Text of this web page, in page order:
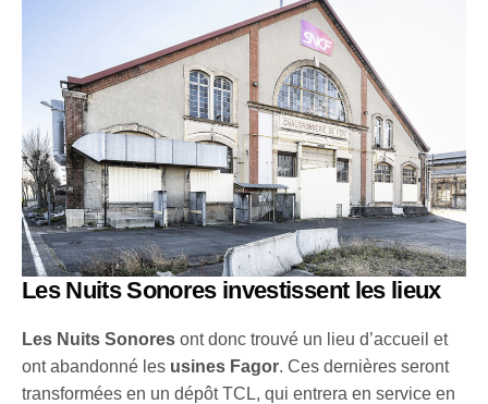
Les Nuits Sonores investissent les lieux
Les Nuits Sonores ont donc trouvé un lieu d’accueil et
ont abandonné les usines Fagor. Ces dernières seront
transformées en un dépôt TCL, qui entrera en service en